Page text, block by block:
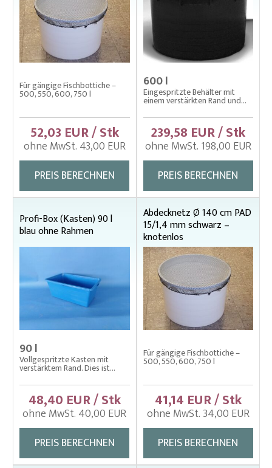
Zugnetze
Zugnetze – Spezielle Kontrolle
Für gängige Fischbottiche –
500, 550, 600, 750 l
52,03 EUR / Stk
ohne MwSt. 43,00 EUR
PREIS BERECHNEN
600 l
Eingespritzte Behälter mit
einem verstärkten Rand und...
239,58 EUR / Stk
ohne MwSt. 198,00 EUR
PREIS BERECHNEN
Profi-Box (Kasten) 90 l
blau ohne Rahmen
90 l
Vollgespritzte Kasten mit
verstärktem Rand. Dies ist...
48,40 EUR / Stk
ohne MwSt. 40,00 EUR
PREIS BERECHNEN
Abdecknetz Ø 140 cm PAD
15/1,4 mm schwarz –
knotenlos
Für gängige Fischbottiche –
500, 550, 600, 750 l
41,14 EUR / Stk
ohne MwSt. 34,00 EUR
PREIS BERECHNEN